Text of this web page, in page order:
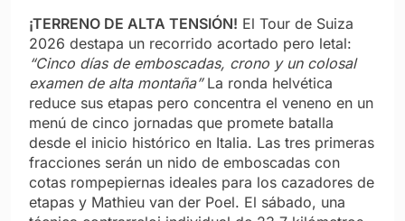
¡TERRENO DE ALTA TENSIÓN! El Tour de Suiza
2026 destapa un recorrido acortado pero letal:
“Cinco días de emboscadas, crono y un colosal
examen de alta montaña”La ronda helvética
reduce sus etapas pero concentra el veneno en un
menú de cinco jornadas que promete batalla
desde el inicio histórico en Italia. Las tres primeras
fracciones serán un nido de emboscadas con
cotas rompepiernas ideales para los cazadores de
etapas y Mathieu van der Poel. El sábado, una